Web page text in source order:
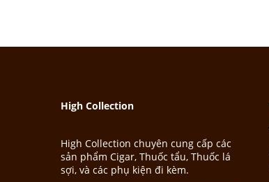
High Collection
High Collection chuyên cung cấp các
sản phẩm Cigar, Thuốc tẩu, Thuốc lá
sợi, và các phụ kiện đi kèm.